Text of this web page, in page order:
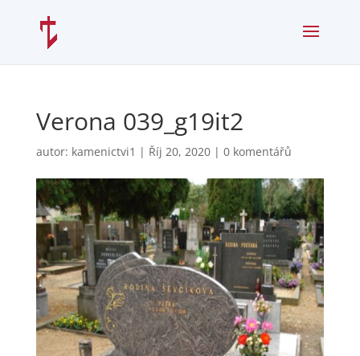
Verona 039_g19it2
autor: kamenictvi1 | Říj 20, 2020| 0 komentářů